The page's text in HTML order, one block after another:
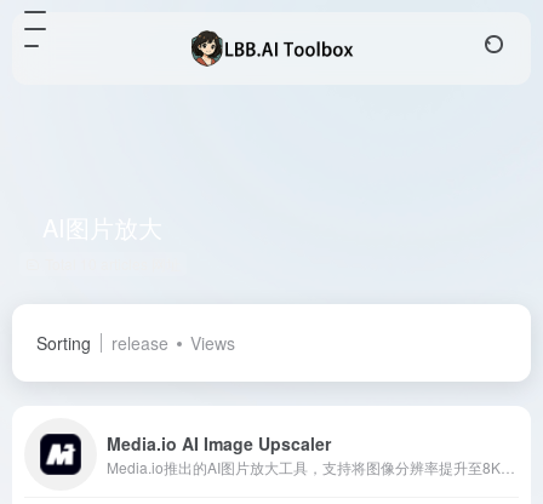
Sorting release Views
Media.io AI Image Upscaler